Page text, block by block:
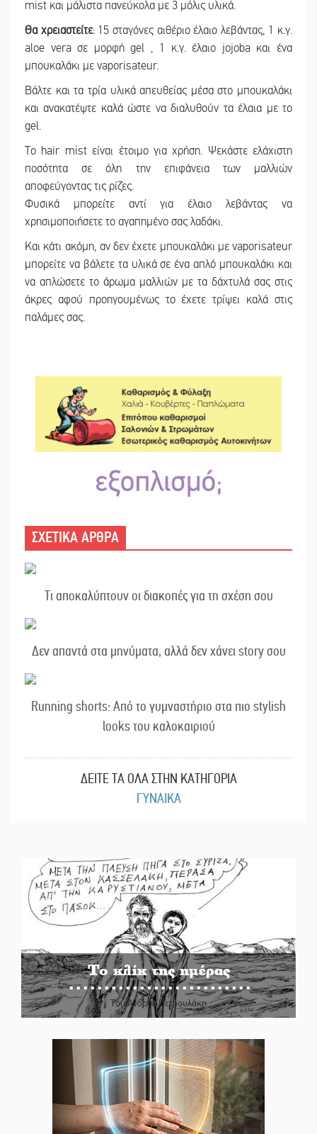
mist και μάλιστα πανεύκολα με 3 μόλις υλικά.
Θα χρειαστείτε: 15 σταγόνες αιθέριο έλαιο λεβάντας, 1 κ.γ.
aloe vera σε μορφή gel , 1 κ.γ. έλαιο jojoba και ένα
μπουκαλάκι με vaporisateur.
Βάλτε και τα τρία υλικά απευθείας μέσα στο μπουκαλάκι
και ανακατέψτε καλά ώστε να διαλυθούν τα έλαια με το
gel.
Το hair mist είναι έτοιμο για χρήση. Ψεκάστε ελάχιστη
ποσότητα σε όλη την επιφάνεια των μαλλιών
αποφεύγοντας τις ρίζες.
Φυσικά μπορείτε αντί για έλαιο λεβάντας να
χρησιμοποιήσετε το αγαπημένο σας λαδάκι.
Και κάτι ακόμη, αν δεν έχετε μπουκαλάκι με vaporisateur
μπορείτε να βάλετε τα υλικά σε ένα απλό μπουκαλάκι και
να απλώσετε το άρωμα μαλλιών με τα δάχτυλά σας στις
άκρες αφού προηγουμένως το έχετε τρίψει καλά στις
παλάμες σας.
ΣΧΕΤΙΚΑ ΑΡΘΡΑ
Τι αποκαλύπτουν οι διακοπές για τη σχέση σου
Δεν απαντά στα μηνύματα, αλλά δεν χάνει story σου
Running shorts: Από το γυμναστήριο στα πιο stylish
looks του καλοκαιριού
ΔΕΙΤΕ ΤΑ ΟΛΑ ΣΤΗΝ ΚΑΤΗΓΟΡΙΑ
ΓΥΝΑΙΚΑ
Το κλίκ της ημέρας
Του Ανδρέα Πετρουλάκη